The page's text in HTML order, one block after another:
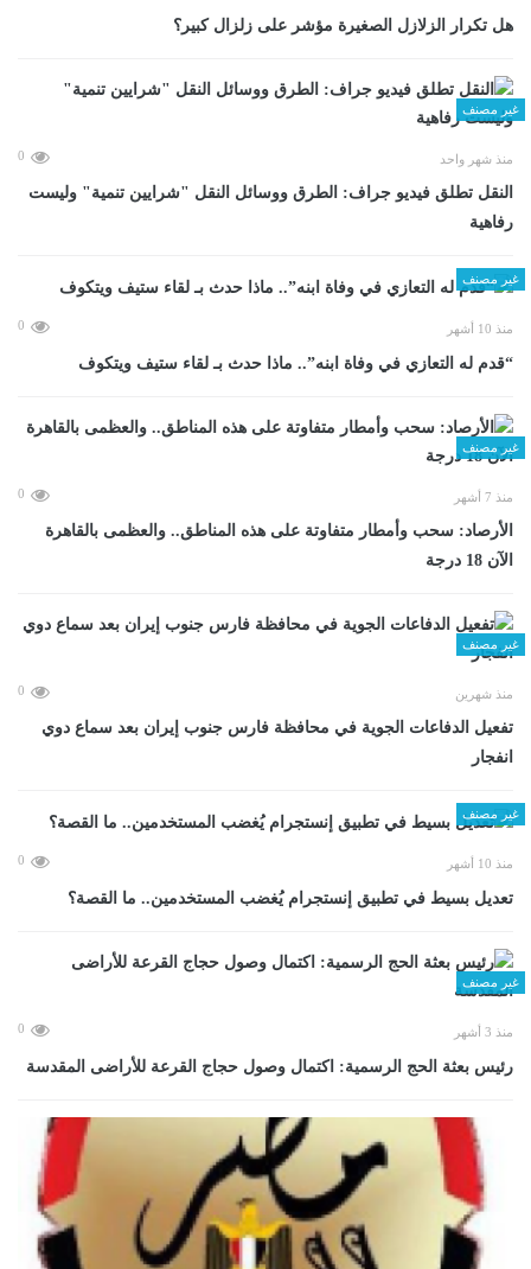
هل تكرار الزلازل الصغيرة مؤشر على زلزال كبير؟
غير مصنف
منذ شهر واحد 0
​النقل تطلق فيديو جراف: الطرق ووسائل النقل "شرايين تنمية" وليست
رفاهية
غير مصنف
منذ 10 أشهر 0
“قدم له التعازي في وفاة ابنه”.. ماذا حدث بـ لقاء ستيف ويتكوف
غير مصنف
منذ 7 أشهر 0
الأرصاد: سحب وأمطار متفاوتة على هذه المناطق.. والعظمى بالقاهرة
الآن 18 درجة
غير مصنف
منذ شهرين 0
تفعيل الدفاعات الجوية في محافظة فارس جنوب إيران بعد سماع دوي
انفجار
غير مصنف
منذ 10 أشهر 0
تعديل بسيط في تطبيق إنستجرام يُغضب المستخدمين.. ما القصة؟
غير مصنف
منذ 3 أشهر 0
رئيس بعثة الحج الرسمية: اكتمال وصول حجاج القرعة للأراضى المقدسة